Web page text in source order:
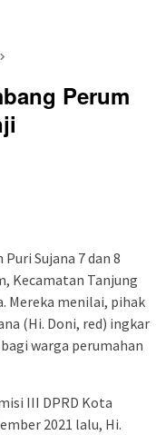
Perum
Puri Sujana 7 dan 8
Kecamatan Tanjung
Mereka menilai, pihak
(Hi. Doni, red) ingkar
warga perumahan
III DPRD Kota
2021 lalu, Hi.